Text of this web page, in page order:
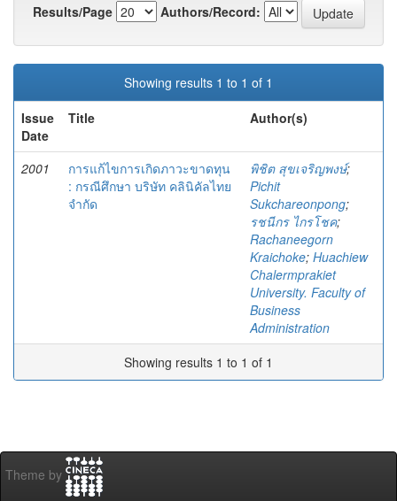
Results/Page
Authors/Record:
Showing results 1 to 1 of 1
Issue
Date
Title Author(s)
2001
การแก้ไขการเกิดภาวะขาดทุน
: กรณีศึกษา บริษัท คลินิคัลไทย
จำกัด
พิชิต สุขเจริญพงษ์;
Pichit
Sukchareonpong;
รชนีกร ไกรโชค;
Rachaneegorn
Kraichoke; Huachiew
Chalermprakiet
University. Faculty of
Business
Administration
Showing results 1 to 1 of 1
Theme by